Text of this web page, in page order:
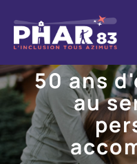
contenu
Accueil
L’association
50 ans
au